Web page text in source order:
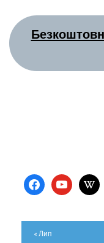
facebookyoutube
« Лип